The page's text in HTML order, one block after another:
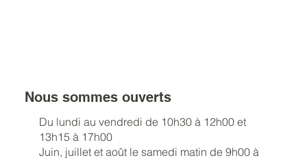
Nous sommes ouverts
Du lundi au vendredi de 10h30 à 12h00 et
13h15 à 17h00
Juin, juillet et août le samedi matin de 9h00 à